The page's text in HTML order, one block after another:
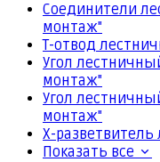
Соединители
монтаж"
Т-отвод
Угол
монтаж"
Угол
монтаж"
Х-
Показать все